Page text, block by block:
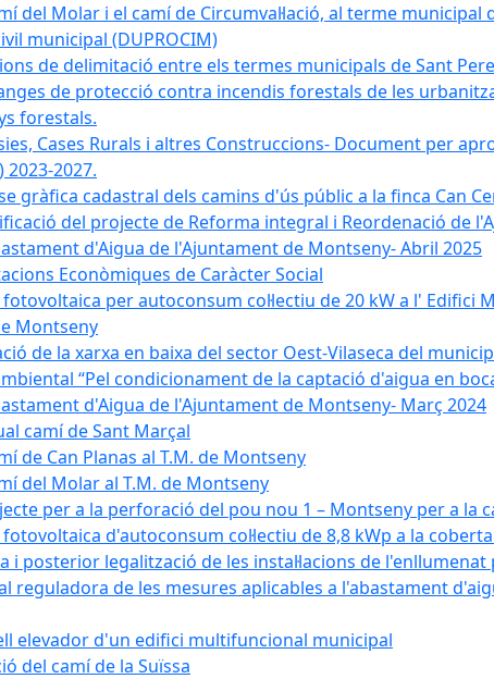
del Molar i el camí de Circumval·lació, al terme
municipal (DUPROCIM)
de delimitació entre els termes municipals de Sant
de protecció contra incendis forestals de les
forestals.
Cases Rurals i altres Construccions- Document per
2027.
gràfica cadastral dels camins d'ús públic a la finca Can
del projecte de Reforma integral i Reordenació de
d'Aigua de l'Ajuntament de Montseny- Abril 2025
Econòmiques de Caràcter Social
per autoconsum col·lectiu de 20 kW a l' Edifici
Montseny
de la xarxa en baixa del sector Oest-Vilaseca del
“Pel condicionament de la captació d'aigua en
d'Aigua de l'Ajuntament de Montseny- Març 2024
camí de Sant Marçal
de Can Planas al T.M. de Montseny
del Molar al T.M. de Montseny
per a la perforació del pou nou 1 – Montseny per a la
d'autoconsum col·lectiu de 8,8 kWp a la
i posterior legalització de les instal·lacions de
reguladora de les mesures aplicables a l'abastament
elevador d'un edifici multifuncional municipal
del camí de la Suïssa